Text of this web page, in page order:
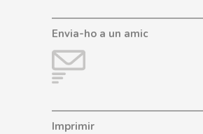
Envia-ho a un amic
Imprimir